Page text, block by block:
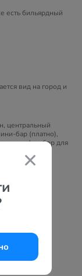
есть бильярдный
вид на город и
центральный
бар (платно),
набор для